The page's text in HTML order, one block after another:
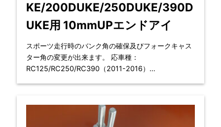
KE/200DUKE/250DUKE/390D
UKE用 10mmUPエンドアイ
スポーツ走行時のバンク角の確保及びフォークキャス
ター角の変更が出来ます。 応車種：
RC125/RC250/RC390（2011-2016）